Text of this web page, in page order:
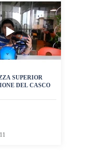
SUPERIOR
DEL CASCO